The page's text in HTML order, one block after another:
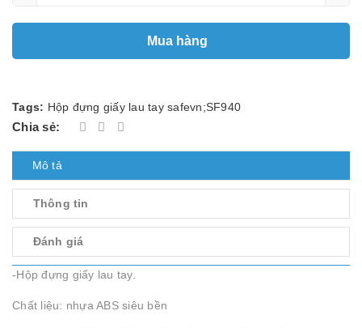
Mua hàng
Tags: Hộp đựng giấy lau tay safevn;SF940
Chia sẻ:
Mô tả
Thông tin
Đánh giá
-Hộp đựng giấy lau tay.
Chất liệu: nhựa ABS siêu bền